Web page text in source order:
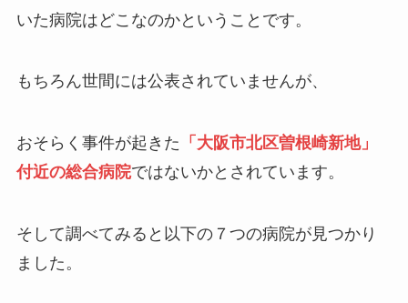
いた病院はどこなのかということです。
もちろん世間には公表されていませんが、
おそらく事件が起きた 「大阪市北区曽根崎新地」
付近の総合病院ではないかとされています。
そして調べてみると以下の７つの病院が見つかり
ました。